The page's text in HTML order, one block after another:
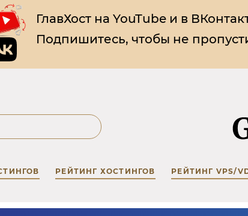
ГлавХост на YouTube и в
Подпишитесь, чтобы не
РЕЙТИНГ ХОСТИНГОВ РЕЙТИНГ VPS/